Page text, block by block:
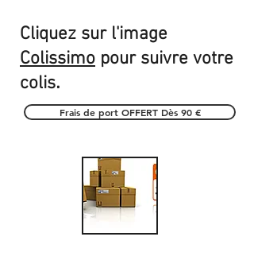
Cliquez sur l'image
Colissimo pour suivre votre
colis.
Frais de port OFFERT Dès 90 €